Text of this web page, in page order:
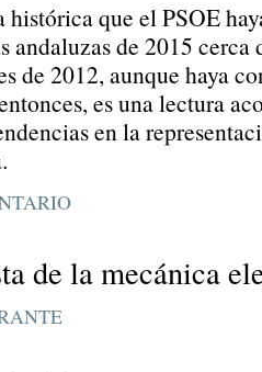
que el PSOE
andaluzas de 2015 cerca
de 2012, aunque haya
es una lectura
en la
de la mecánica